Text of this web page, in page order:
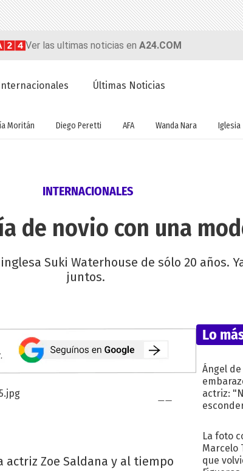
Ver las ultimas noticias en A24.COM
Internacionales Últimas Noticias
Moritán Diego Peretti AFA Wanda Nara Iglesia
INTERNACIONALES
de novio con una
Suki Waterhouse de sólo 20 años.
juntos.
actriz Zoe Saldana y al tiempo
Lo
Ángel
actriz:
La foto
Marcelo
que